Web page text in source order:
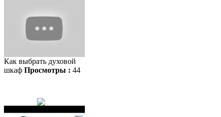
Как выбрать духовой
шкаф Просмотры : 44